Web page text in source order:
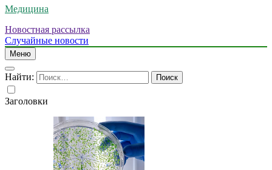
Медицина
Новостная рассылка
Случайные новости
Меню
Найти:
Заголовки